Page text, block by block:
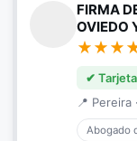
FIRMA
OVIEDO
✔
📍 Pereira
Abogado